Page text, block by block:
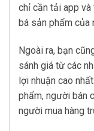
chỉ cần tải app và
bá sản phẩm của
Ngoài ra, bạn
sánh giá từ các
lợi nhuận cao
phẩm, người bán
người mua hàng